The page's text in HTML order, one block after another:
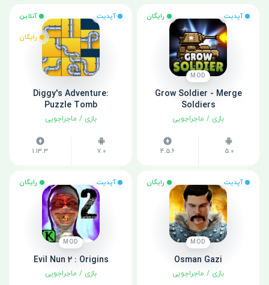
آپدیت رایگان
MOD
Grow Soldier - Merge
Soldiers
بازی / ماجراجویی
5.0
4.5.6
آپدیت آنلاین
رایگان
Diggy's Adventure:
Puzzle Tomb
بازی / ماجراجویی
7.0
1.13.3
آپدیت رایگان
MOD
Osman Gazi
بازی / ماجراجویی
آپدیت رایگان
MOD
Evil Nun 2 : Origins
بازی / ماجراجویی